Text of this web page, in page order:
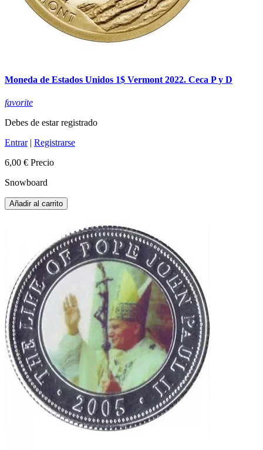
Moneda de Estados Unidos 1$ Vermont 2022. Ceca P y D
favorite
Debes de estar registrado
Entrar| Registrarse
6,00 € Precio
Snowboard
Añadir al carrito